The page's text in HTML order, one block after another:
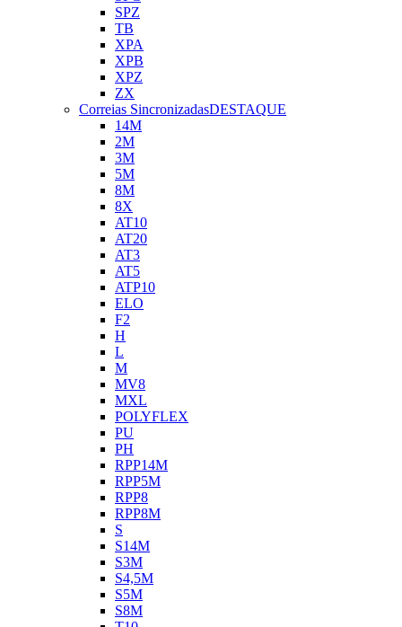
SPZ
TB
XPA
XPB
XPZ
ZX
Correias SincronizadasDESTAQUE
14M
2M
3M
5M
8M
8X
AT10
AT20
AT3
AT5
ATP10
ELO
F2
H
L
M
MV8
MXL
POLYFLEX
PU
PH
RPP14M
RPP5M
RPP8
RPP8M
S
S14M
S3M
S4,5M
S5M
S8M